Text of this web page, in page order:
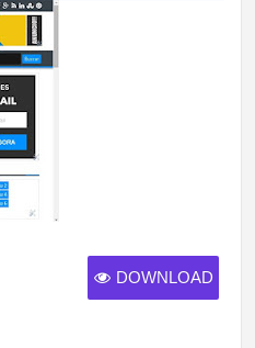
DOWNLOAD